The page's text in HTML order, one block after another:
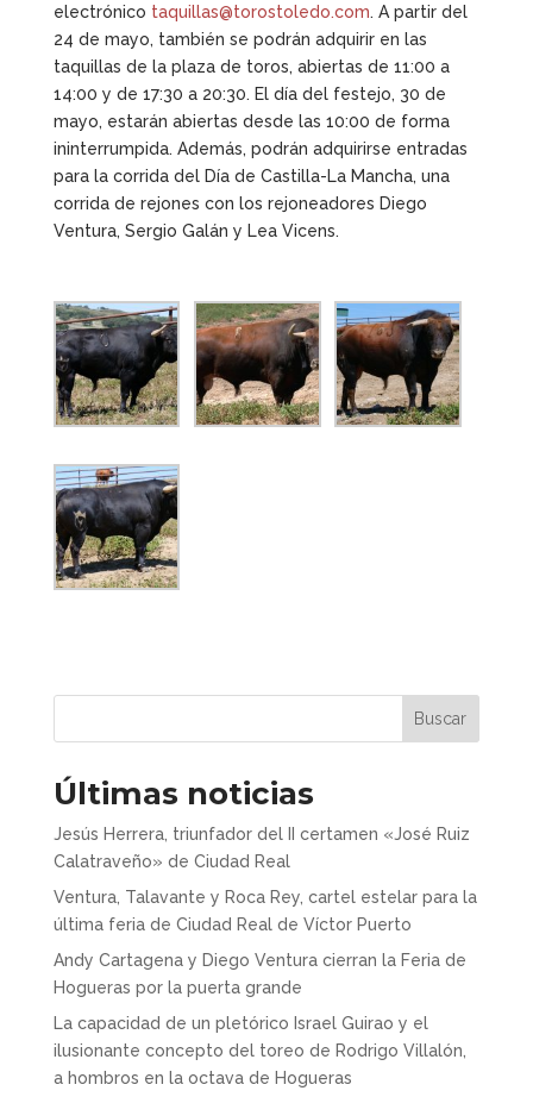
electrónico taquillas@torostoledo.com. A partir del
24 de mayo, también se podrán adquirir en las
taquillas de la plaza de toros, abiertas de 11:00 a
14:00 y de 17:30 a 20:30. El día del festejo, 30 de
mayo, estarán abiertas desde las 10:00 de forma
ininterrumpida. Además, podrán adquirirse entradas
para la corrida del Día de Castilla-La Mancha, una
corrida de rejones con los rejoneadores Diego
Ventura, Sergio Galán y Lea Vicens.
Buscar
Últimas noticias
Jesús Herrera, triunfador del II certamen «José Ruiz
Calatraveño» de Ciudad Real
Ventura, Talavante y Roca Rey, cartel estelar para la
última feria de Ciudad Real de Víctor Puerto
Andy Cartagena y Diego Ventura cierran la Feria de
Hogueras por la puerta grande
La capacidad de un pletórico Israel Guirao y el
ilusionante concepto del toreo de Rodrigo Villalón,
a hombros en la octava de Hogueras